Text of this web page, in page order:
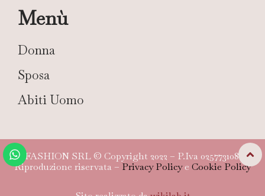
Menù
Donna
Sposa
Abiti Uomo
TG FASHION SRL © Copyright 2022 – P.Iva 02577310804 –
Riproduzione riservata – Privacy Policye Cookie Policy